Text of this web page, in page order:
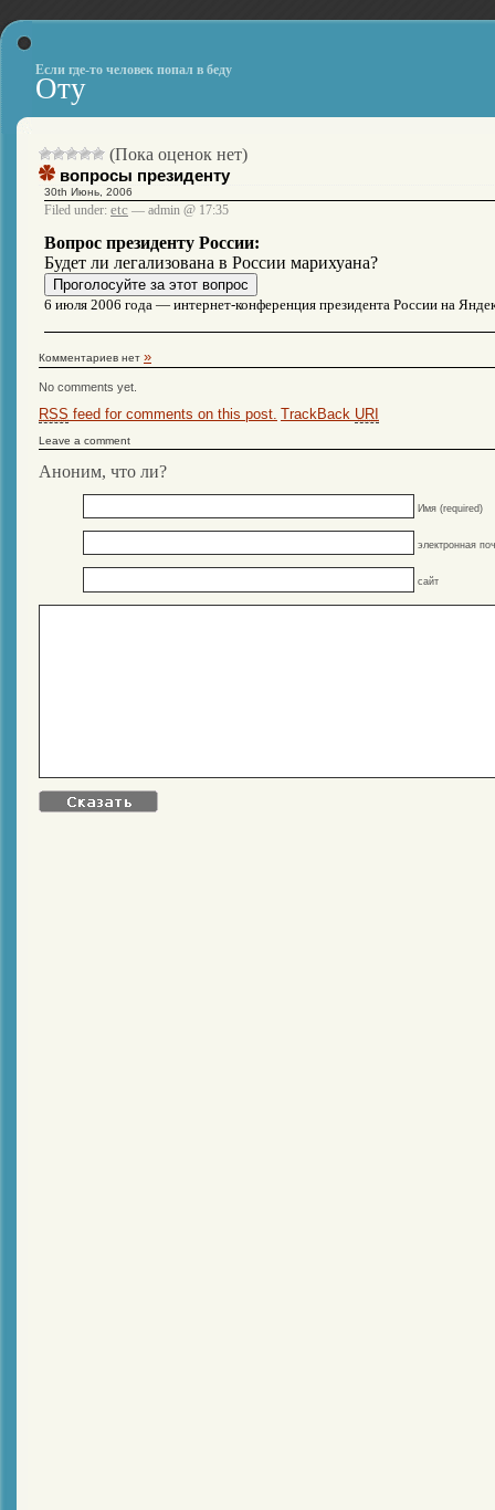
Если где-то человек попал в беду
Оту
(Пока оценок нет)
вопросы президенту
30th Июнь, 2006
Filed under: etc — admin @ 17:35
Вопрос президенту России:
Будет ли легализована в России марихуана?
6 июля 2006 года — интернет-конференция президента России на
Комментариев нет »
No comments yet.
RSS feed for comments on this post. TrackBack URI
Leave a comment
Аноним, что ли?
Имя (required)
электронная
сайт